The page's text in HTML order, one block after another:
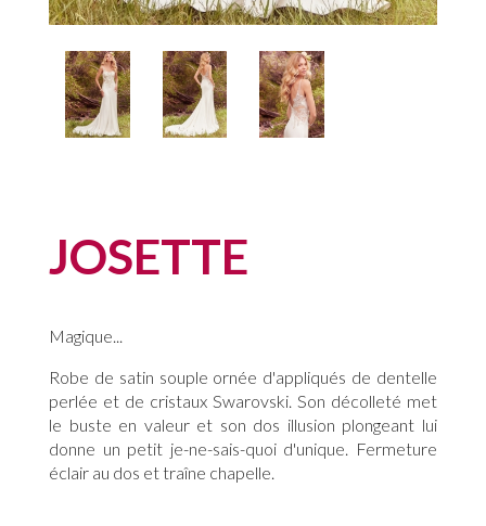
Prendre rendez-vous
Favoris
Mon panier
JOSETTE
Magique...
Robe de satin souple ornée d'appliqués de dentelle
perlée et de cristaux Swarovski. Son décolleté met
le buste en valeur et son dos illusion plongeant lui
donne un petit je-ne-sais-quoi d'unique. Fermeture
éclair au dos et traîne chapelle.